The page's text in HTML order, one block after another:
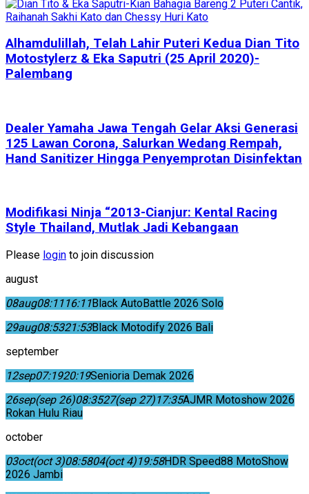
Alhamdulillah, Telah Lahir Puteri Kedua Dian Tito
Motostylerz & Eka Saputri (25 April 2020)-
Palembang
Dealer Yamaha Jawa Tengah Gelar Aksi Generasi
125 Lawan Corona, Salurkan Wedang Rempah,
Hand Sanitizer Hingga Penyemprotan Disinfektan
Modifikasi Ninja “2013-Cianjur: Kental Racing
Style Thailand, Mutlak Jadi Kebangaan
Please login to join discussion
august
08aug08:1116:11Black AutoBattle 2026 Solo
29aug08:5321:53Black Motodify 2026 Bali
september
12sep07:1920:19Senioria Demak 2026
26sep(sep 26)08:3527(sep 27)17:35AJMR Motoshow 2026
Rokan Hulu Riau
october
03oct(oct 3)08:5804(oct 4)19:58HDR Speed88 MotoShow
2026 Jambi